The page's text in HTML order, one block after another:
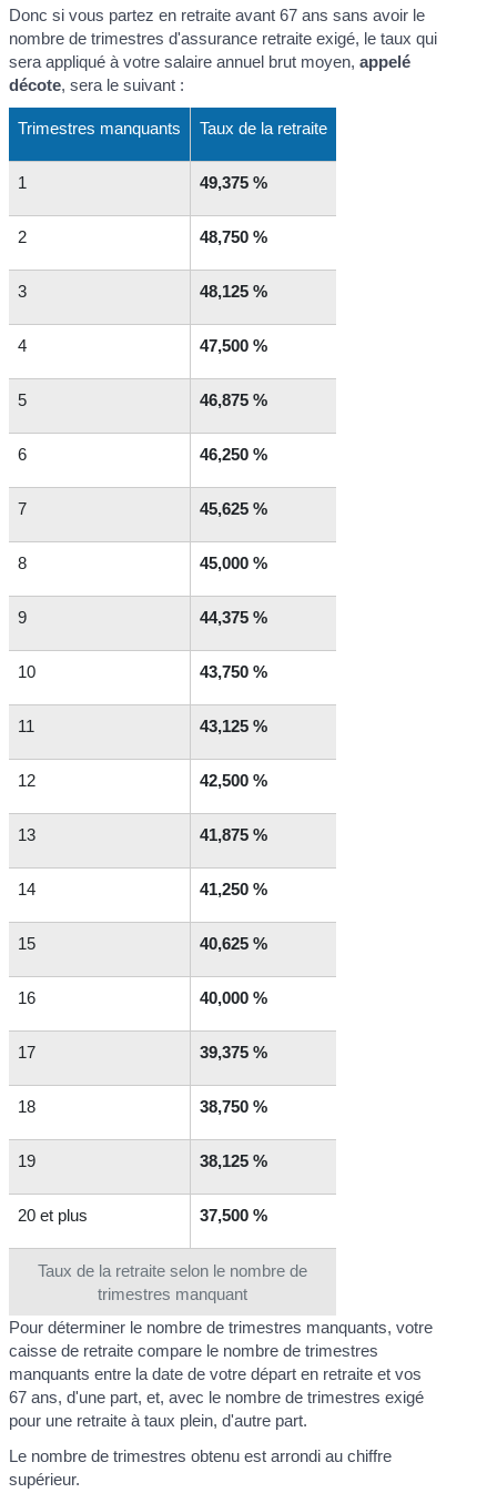
Donc si vous partez en retraite avant 67 ans sans avoir le
nombre de trimestres d'assurance retraite exigé, le taux qui
sera appliqué à votre salaire annuel brut moyen,appelé
décote, sera le suivant :
Taux de la retraite selon le nombre de
trimestres manquant
Trimestres manquants Taux de la retraite
1 49,375 %
2 48,750 %
3 48,125 %
4 47,500 %
5 46,875 %
6 46,250 %
7 45,625 %
8 45,000 %
9 44,375 %
10 43,750 %
11 43,125 %
12 42,500 %
13 41,875 %
14 41,250 %
15 40,625 %
16 40,000 %
17 39,375 %
18 38,750 %
19 38,125 %
20 et plus 37,500 %
Pour déterminer le nombre de trimestres manquants, votre
caisse de retraite compare le nombre de trimestres
manquants entre la date de votre départ en retraite et vos
67 ans, d'une part, et, avec le nombre de trimestres exigé
pour une retraite à taux plein, d'autre part.
Le nombre de trimestres obtenu est arrondi au chiffre
supérieur.